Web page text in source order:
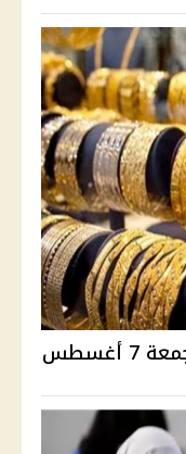
سعر الذهب في مصر اليوم الجمعة 7 أغسطس